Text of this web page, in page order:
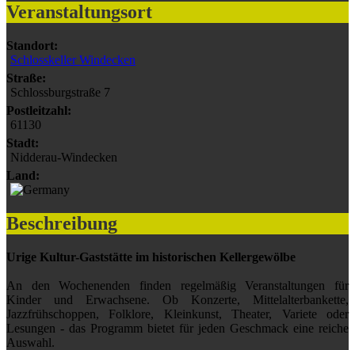
Veranstaltungsort
Standort:
Schlosskeller Windecken
Straße:
Schlossburgstraße 7
Postleitzahl:
61130
Stadt:
Nidderau-Windecken
Land:
Beschreibung
Urige Kultur-Gaststätte im historischen Kellergewölbe
An den Wochenenden finden regelmäßig Veranstaltungen für
Kinder und Erwachsene. Ob Konzerte, Mittelalterbankette,
Jazzfrühschoppen, Folklore, Kleinkunst, Theater, Variete oder
Lesungen - das Programm bietet für jeden Geschmack eine reiche
Auswahl.